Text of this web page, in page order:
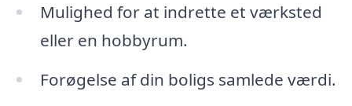
Mulighed for at indrette et værksted
eller en hobbyrum.
Forøgelse af din boligs samlede værdi.